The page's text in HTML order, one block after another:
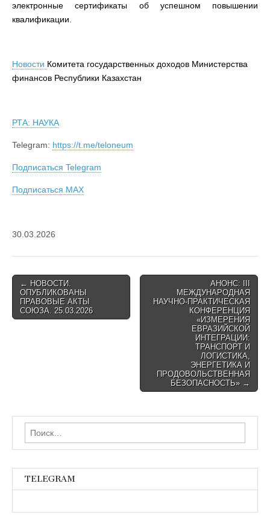
электронные сертификаты об успешном повышении
квалификации.
Новости Комитета государственных доходов Министерства
финансов Республики Казахстан
РТА: НАУКА
Telegram: https://t.me/teloneum
Подписаться Telegram
Подписаться MAX
30.03.2026
Post
navigation
← НОВОСТИ.
ОПУБЛИКОВАНЫ
ПРАВОВЫЕ АКТЫ
СОЮЗА. 25.03.2026
АНОНС: III
МЕЖДУНАРОДНАЯ
НАУЧНО-ПРАКТИЧЕСКАЯ
КОНФЕРЕНЦИЯ
«ИЗМЕРЕНИЯ
ЕВРАЗИЙСКОЙ
ИНТЕГРАЦИИ:
ТРАНСПОРТ И
ЛОГИСТИКА,
ЭНЕРГЕТИКА И
ПРОДОВОЛЬСТВЕННАЯ
БЕЗОПАСНОСТЬ» →
Найти:
TELEGRAM